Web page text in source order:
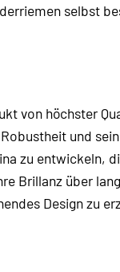
selbst
von höchster
und
zu entwickeln,
Brillanz über
Design zu